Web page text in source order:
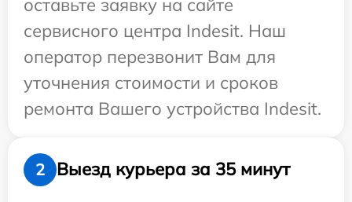
оставьте заявку на сайте
сервисного центра Indesit. Наш
оператор перезвонит Вам для
уточнения стоимости и сроков
ремонта Вашего устройства Indesit.
2
Выезд курьера за 35 минут